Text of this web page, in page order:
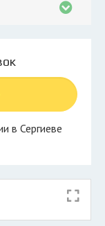
в Сергиеве